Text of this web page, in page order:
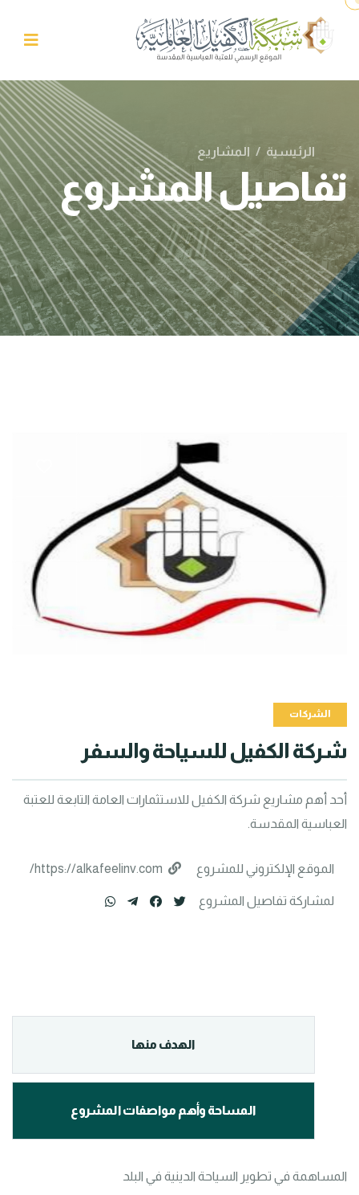
الرئيسية / المشاريع
تفاصيل المشروع
الشركات
شركة الكفيل للسياحة والسفر
العباسية المقدسة.
الموقع الإلكتروني للمشروع https://alkafeelinv.com/
لمشاركة تفاصيل المشروع
الهدف منها
المساحة وأهم مواصفات المشروع
المساهمة في تطوير السياحة الدينية في البلد